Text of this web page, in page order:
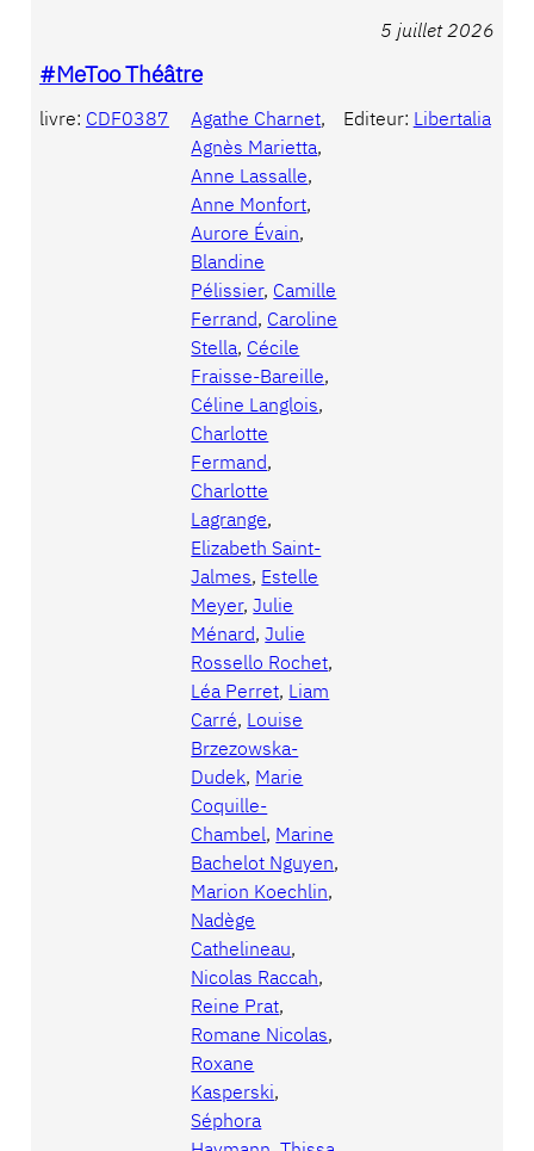
5 juillet 2026
#MeToo Théâtre
livre: CDF0387 Agathe Charnet
Agnès Marietta
Anne Lassalle
Anne Monfort
Aurore Évain
Blandine
Pélissier, Camille
Ferrand, Caroline
Stella, Cécile
Fraisse-Bareille
Céline Langlois
Charlotte
Fermand
Charlotte
Lagrange
Elizabeth Saint-
Jalmes, Estelle
Meyer, Julie
Ménard, Julie
Rossello Rochet
Léa Perret, Liam
Carré, Louise
Brzezowska-
Dudek, Marie
Coquille-
Chambel, Marine
Bachelot Nguyen
Marion Koechlin
Nadège
Cathelineau
Nicolas Raccah
Reine Prat
Romane Nicolas
Roxane
Kasperski
Séphora
Editeur: Libertalia